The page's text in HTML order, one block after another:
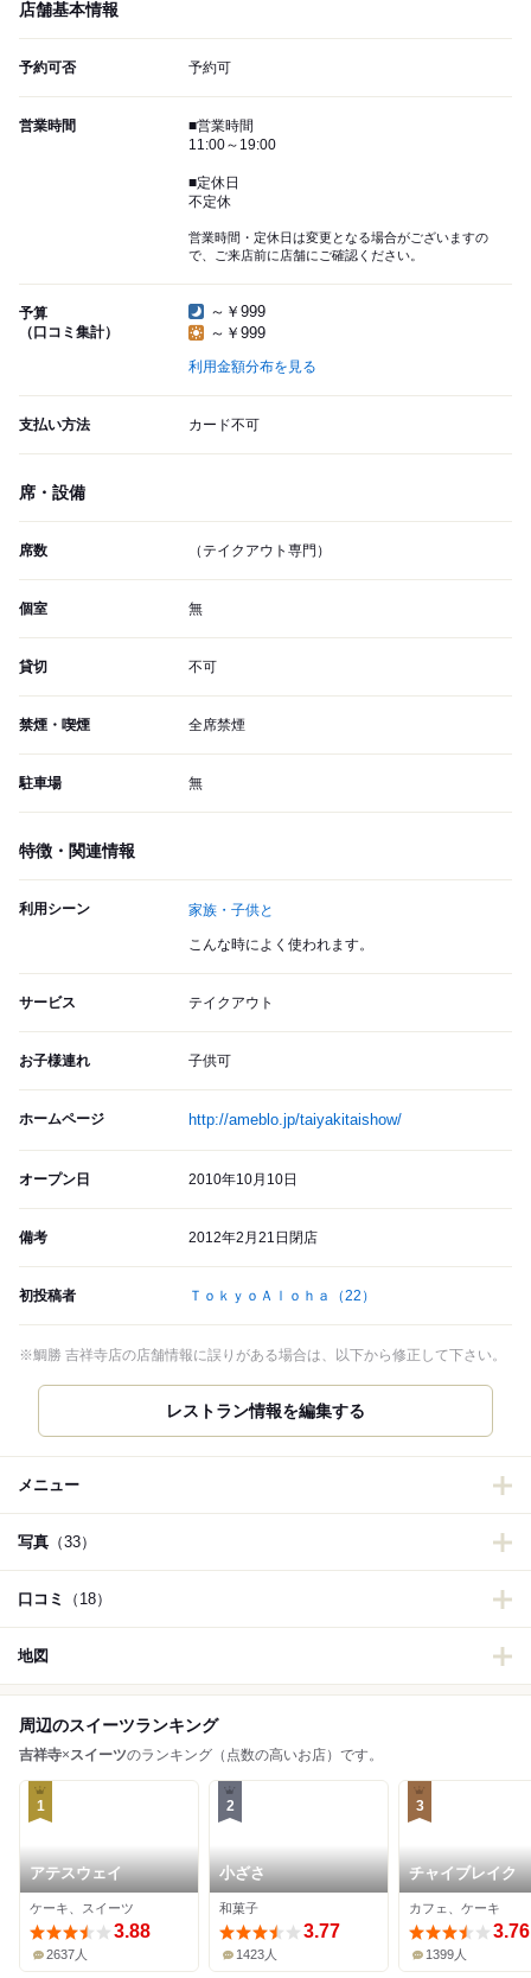
店舗基本情報
予約可否 予約可
営業時間
■営業時間
11:00～19:00
■定休日
不定休
営業時間・定休日は変更となる場合がございますの
で、ご来店前に店舗にご確認ください。
予算
（口コミ集計）
～￥999
～￥999
利用金額分布を見る
支払い方法 カード不可
席・設備
席数 （テイクアウト専門）
個室 無
貸切 不可
禁煙・喫煙 全席禁煙
駐車場 無
特徴・関連情報
利用シーン 家族・子供と
こんな時によく使われます。
サービス テイクアウト
お子様連れ 子供可
ホームページ http://ameblo.jp/taiyakitaishow/
オープン日 2010年10月10日
備考 2012年2月21日閉店
初投稿者 ＴｏｋｙｏＡｌｏｈａ （22）
※鯛勝 吉祥寺店の店舗情報に誤りがある場合は、以下から修正して下さい。
レストラン情報を編集する
メニュー
写真 （33）
口コミ （18）
地図
周辺のスイーツランキング
吉祥寺×スイーツのランキング（点数の高いお店）です。
1
アテスウェイ
ケーキ、スイーツ
3.88
2637人
2
小ざさ
和菓子
3.77
1423人
3
チャイブレイク
カフェ、ケーキ
3.76
1399人